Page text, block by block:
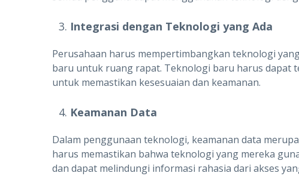
Integrasi dengan Teknologi yang Ada
Perusahaan harus mempertimbangkan teknologi
baru untuk ruang rapat. Teknologi baru harus dapat
untuk memastikan kesesuaian dan keamanan.
Keamanan Data
Dalam penggunaan teknologi, keamanan data
harus memastikan bahwa teknologi yang mereka
dan dapat melindungi informasi rahasia dari akses